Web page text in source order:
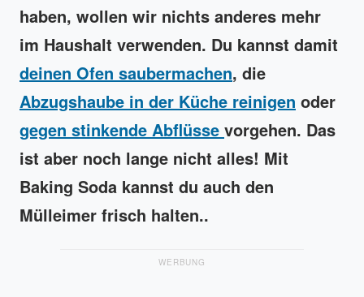
haben, wollen wir nichts anderes mehr
im Haushalt verwenden. Du kannst damit
deinen Ofen saubermachen, die
Abzugshaube in der Küche reinigen oder
gegen stinkende Abflüsse vorgehen. Das
ist aber noch lange nicht alles! Mit
Baking Soda kannst du auch den
Mülleimer frisch halten..
WERBUNG